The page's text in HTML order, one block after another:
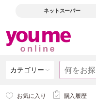
ネットスーパー
カテゴリー
お気に入り 購入履歴